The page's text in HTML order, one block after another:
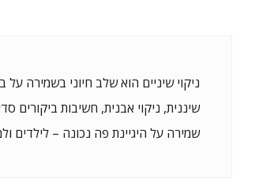
ניקוי שיניים הוא שלב חיוני בשמירה
שיננית, ניקוי אבנית, חשיבות ביקורים
שמירה על היגיינת פה נכונה – לילדים